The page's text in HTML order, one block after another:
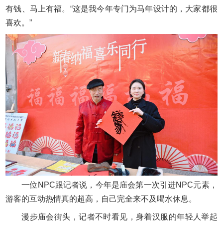
有钱、马上有福。“这是我今年专门为马年设计的，大家都很
喜欢。”
一位NPC跟记者说，今年是庙会第一次引进NPC元素，
游客的互动热情真的超高，自己完全来不及喝水休息。
漫步庙会街头，记者不时看见，身着汉服的年轻人举起